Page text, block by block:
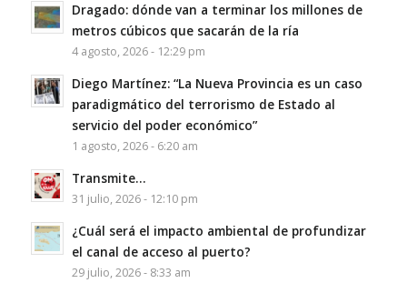
Dragado: dónde van a terminar los millones de
metros cúbicos que sacarán de la ría
4 agosto, 2026 - 12:29 pm
Diego Martínez: “La Nueva Provincia es un caso
paradigmático del terrorismo de Estado al
servicio del poder económico”
1 agosto, 2026 - 6:20 am
Transmite…
31 julio, 2026 - 12:10 pm
¿Cuál será el impacto ambiental de profundizar
el canal de acceso al puerto?
29 julio, 2026 - 8:33 am